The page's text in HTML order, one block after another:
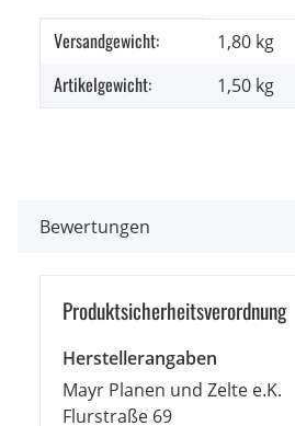
Produkteigenschaft
Wert
Versandgewicht: 1,80 kg
Artikelgewicht: 1,50 kg
Bewertungen
Produkt­sicher­heits­ver­ord­nung
Herstellerangaben
Mayr Planen und Zelte e.K.
Flurstraße 69